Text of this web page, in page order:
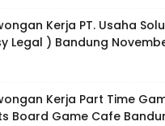
Kerja PT. Usaha
Legal ) Bandung
Kerja Part Time
Board Game Cafe